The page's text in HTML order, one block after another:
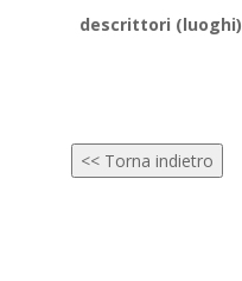
descrittori (luoghi)
<< Torna indietro